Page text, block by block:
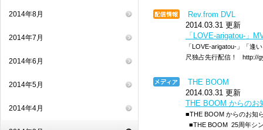
2014年8月
2014年7月
2014年6月
2014年5月
2014年4月
Rev.from DVL
2014.03.31 更新
「LOVE-arigatou-」
「LOVE-arigatou-」「逢
尺独占先行配信！ http://
THE BOOM
2014.03.31 更新
THE BOOM からのお
■THE BOOM からのお知
■THE BOOM 25周年シ